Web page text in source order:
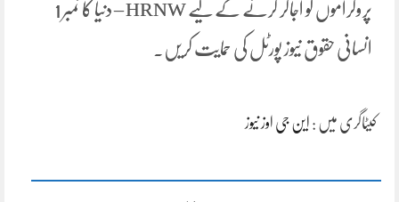
پروگراموں کو اجاگر کرنے کے لیے HRNW – دنیا کا نمبر 1
انسانی حقوق نیوز پورٹل کی حمایت کریں۔
کیٹاگری میں : این جی اوز نیوز